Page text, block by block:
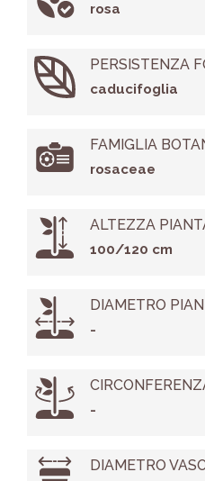
rosa
PERSISTENZA
caducifoglia
FAMIGLIA
rosaceae
ALTEZZA
100/120 cm
DIAMETRO
-
-
DIAMETRO